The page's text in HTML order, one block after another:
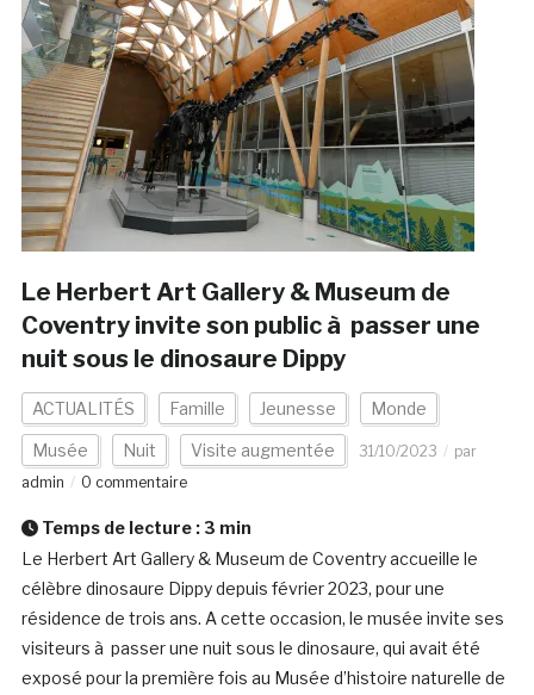
Le Herbert Art Gallery & Museum de
Coventry invite son public à passer une
nuit sous le dinosaure Dippy
ACTUALITÉS Famille Jeunesse Monde
Musée Nuit Visite augmentée 31/10/2023
par
admin
0 commentaire
Temps de lecture : 3 min
Le Herbert Art Gallery & Museum de Coventry accueille le
célèbre dinosaure Dippy depuis février 2023, pour une
résidence de trois ans. A cette occasion, le musée invite ses
visiteurs à passer une nuit sous le dinosaure, qui avait été
exposé pour la première fois au Musée d’histoire naturelle de